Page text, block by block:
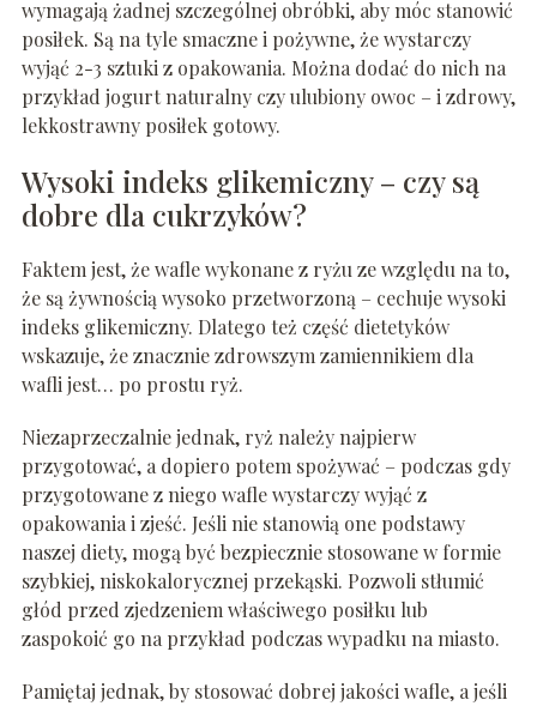
wymagają żadnej szczególnej obróbki, aby móc stanowić
posiłek. Są na tyle smaczne i pożywne, że wystarczy
wyjąć 2-3 sztuki z opakowania. Można dodać do nich na
przykład jogurt naturalny czy ulubiony owoc – i zdrowy,
lekkostrawny posiłek gotowy.
Wysoki indeks glikemiczny – czy są
dobre dla cukrzyków?
Faktem jest, że wafle wykonane z ryżu ze względu na to,
że są żywnością wysoko przetworzoną – cechuje wysoki
indeks glikemiczny. Dlatego też część dietetyków
wskazuje, że znacznie zdrowszym zamiennikiem dla
wafli jest… po prostu ryż.
Niezaprzeczalnie jednak, ryż należy najpierw
przygotować, a dopiero potem spożywać – podczas gdy
przygotowane z niego wafle wystarczy wyjąć z
opakowania i zjeść. Jeśli nie stanowią one podstawy
naszej diety, mogą być bezpiecznie stosowane w formie
szybkiej, niskokalorycznej przekąski. Pozwoli stłumić
głód przed zjedzeniem właściwego posiłku lub
zaspokoić go na przykład podczas wypadku na miasto.
Pamiętaj jednak, by stosować dobrej jakości wafle, a jeśli